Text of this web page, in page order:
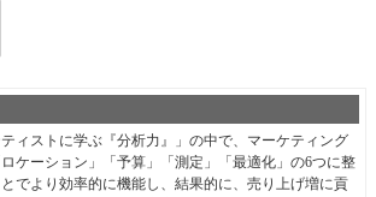
ィストに学ぶ『分析力』」の中で、マーケティング
ケーション」「予算」「測定」「最適化」の6つに整
でより効率的に機能し、結果的に、売り上げ増に貢